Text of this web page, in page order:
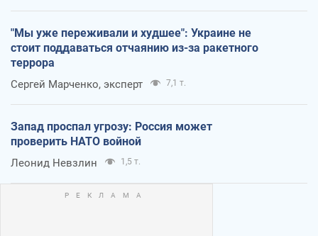
"Мы уже переживали и худшее": Украине не
стоит поддаваться отчаянию из-за ракетного
террора
Сергей Марченко, эксперт 7,1 т.
Запад проспал угрозу: Россия может
проверить НАТО войной
Леонид Невзлин 1,5 т.